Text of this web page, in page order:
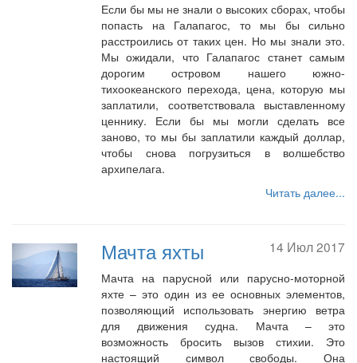
Если бы мы не знали о высоких сборах, чтобы
попасть на Галапагос, то мы бы сильно
расстроились от таких цен. Но мы знали это.
Мы ожидали, что Галапагос станет самым
дорогим островом нашего южно-
тихоокеанского перехода, цена, которую мы
заплатили, соответствовала выставленному
ценнику. Если бы мы могли сделать все
заново, то мы бы заплатили каждый доллар,
чтобы снова погрузиться в волшебство
архипелага.
Читать далее...
14 Июл 2017
Мачта яхты
Мачта на парусной или парусно-моторной
яхте – это один из ее основных элементов,
позволяющий использовать энергию ветра
для движения судна. Мачта – это
возможность бросить вызов стихии. Это
настоящий символ свободы. Она